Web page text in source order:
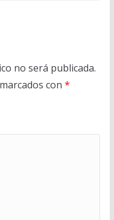
no será publicada.
con *